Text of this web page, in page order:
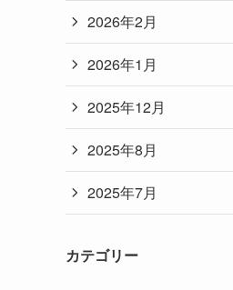
2026年2月
2026年1月
2025年12月
2025年8月
2025年7月
カテゴリー